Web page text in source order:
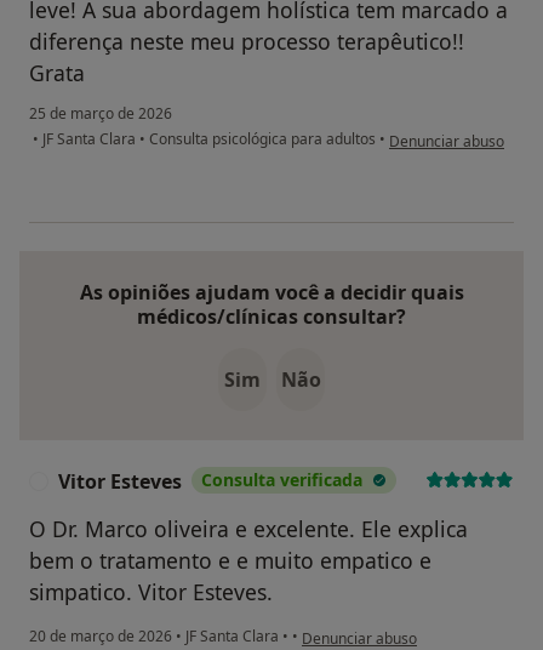
leve! A sua abordagem holística tem marcado a
diferença neste meu processo terapêutico!!
Grata
25 de março de 2026
• JF Santa Clara • Consulta psicológica para adultos • na opinião do
Denunciar abuso
As opiniões ajudam você a decidir quais
médicos/clínicas consultar?
Sim Não
Vitor Esteves Consulta verificada
O Dr. Marco oliveira e excelente. Ele explica
bem o tratamento e e muito empatico e
simpatico. Vitor Esteves.
20 de março de 2026 • JF Santa Clara • • na opinião do utilizador Vitor
Denunciar abuso